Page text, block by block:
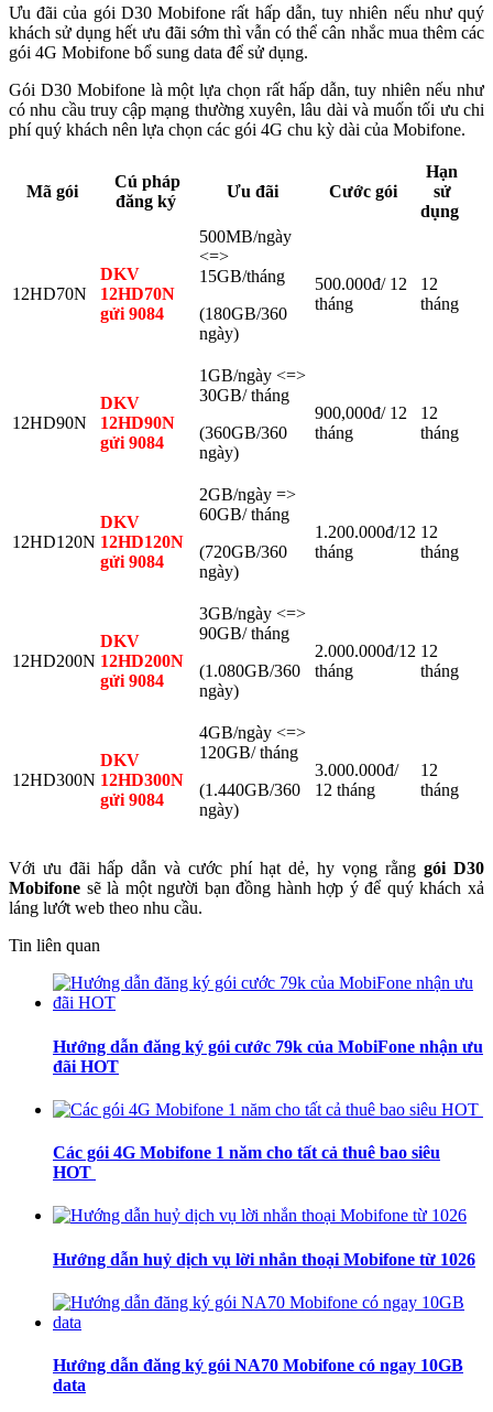
Ưu đãi của gói D30 Mobifone rất hấp dẫn, tuy nhiên nếu như quý
khách sử dụng hết ưu đãi sớm thì vẫn có thể cân nhắc mua thêm các
gói 4G Mobifone bổ sung data để sử dụng.
Gói D30 Mobifone là một lựa chọn rất hấp dẫn, tuy nhiên nếu như
có nhu cầu truy cập mạng thường xuyên, lâu dài và muốn tối ưu chi
phí quý khách nên lựa chọn các gói 4G chu kỳ dài của Mobifone.
Mã gói
Cú pháp
đăng ký
Ưu đãi Cước gói
Hạn
sử
dụng
12HD70N
DKV
12HD70N
gửi 9084
500MB/ngày
<=>
15GB/tháng
(180GB/360
ngày)
500.000đ/ 12
tháng
12
tháng
12HD90N
DKV
12HD90N
gửi 9084
1GB/ngày <=>
30GB/ tháng
(360GB/360
ngày)
900,000đ/ 12
tháng
12
tháng
12HD120N
DKV
12HD120N
gửi 9084
2GB/ngày =>
60GB/ tháng
(720GB/360
ngày)
1.200.000đ/12
tháng
12
tháng
12HD200N
DKV
12HD200N
gửi 9084
3GB/ngày <=>
90GB/ tháng
(1.080GB/360
ngày)
2.000.000đ/12
tháng
12
tháng
12HD300N
DKV
12HD300N
gửi 9084
4GB/ngày <=>
120GB/ tháng
(1.440GB/360
ngày)
3.000.000đ/
12 tháng
12
tháng
Với ưu đãi hấp dẫn và cước phí hạt dẻ, hy vọng rằng gói D30
Mobifone sẽ là một người bạn đồng hành hợp ý để quý khách xả
láng lướt web theo nhu cầu.
Tin liên quan
Hướng dẫn đăng ký gói cước 79k của MobiFone nhận ưu
đãi HOT
Các gói 4G Mobifone 1 năm cho tất cả thuê bao siêu
HOT
Hướng dẫn huỷ dịch vụ lời nhắn thoại Mobifone từ 1026
Hướng dẫn đăng ký gói NA70 Mobifone có ngay 10GB
data